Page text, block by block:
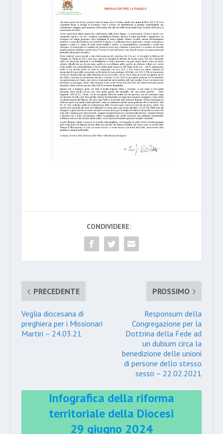
CONDIVIDERE:
PRECEDENTE
Veglia diocesana di
preghiera per i Missionari
Martiri – 24.03.21
PROSSIMO
Responsum della
Congregazione per la
Dottrina della Fede ad
un dubium circa la
benedizione delle unioni
di persone dello stesso
sesso – 22.02.2021
Infografica della riforma
territoriale della Diocesi
29 giugno 2024